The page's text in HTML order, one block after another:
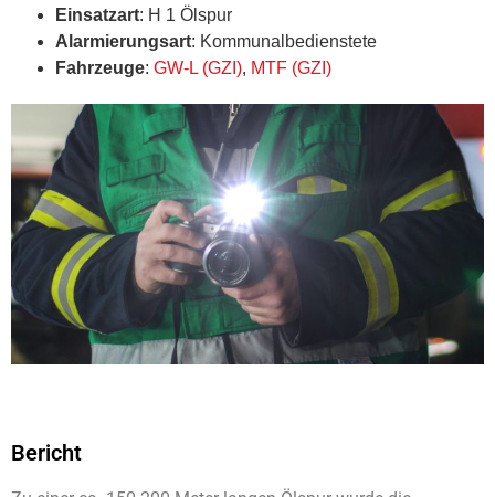
Einsatzart: H 1 Ölspur
Alarmierungsart: Kommunalbedienstete
Fahrzeuge: GW-L (GZI), MTF (GZI)
Bericht